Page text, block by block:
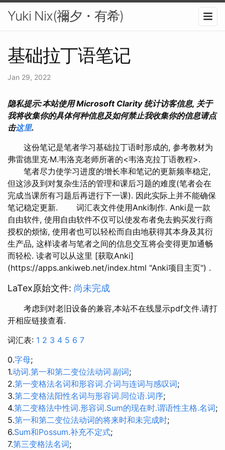
Yuki Nix(禰夕・有希)
基础拉丁语笔记
Jan 29, 2022
隐私提示:本站使用 Microsoft Clarity 统计访客信息, 关于
我将收集你的具体何种信息及如何禁止我收集你的信息请点
击这里.
这份笔记是笔者学习基础拉丁语时形成的, 参考教材为
弗雷德里克·M.韦洛克老师所著的<韦洛克拉丁语教程>.
笔者尽力使学习进度的增长率和笔记的更新频率稳定,
但这涉及到对复杂生活的管理和课后习题的难度(笔者会在
完成当课所有习题后再进行下一课). 因此实际上并不能确保
笔记稳定更新. 词汇表文件使用Anki制作. Anki是一款
自由软件, 使用自由软件不仅可以使发布者免去购买发行商
授权的烦恼, 使用者也可以轻松而自由地获得其本身及其衍
生产品, 这样读者与笔者之间的信息交互将会变得更加通畅
而轻松. 读者可以从这里 [获取Anki]
(https://apps.ankiweb.net/index.html "Anki项目主页") .
LaTex原始文件: 尚未完成
考虑到对老旧设备的兼容,本站不在线显示pdf文件.请打
开相应链接查看.
词汇表: 1 2 3 4 5 6 7
0.字母;
1.动词.第一和第二变位法动词.副词;
2.第一变格法名词和形容词.介词与连词与感叹词;
3.第二变格法阳性名词与形容词.同位语.词序;
4.第二变格法中性词.形容词.Sum的现在时.谓语性主格.名词;
5.第一和第二变位法动词的将来时和未完成时;
6.Sum和Possum.补充不定式;
7.第三变格法名词;